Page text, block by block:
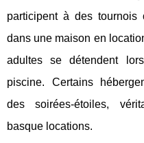
participent à des
dans une maison en
adultes se détendent
piscine. Certains
des soirées-étoiles,
basque locations.